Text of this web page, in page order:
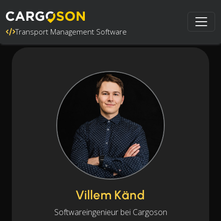
Transport Management Software
Villem Känd
Softwareingenieur bei Cargoson